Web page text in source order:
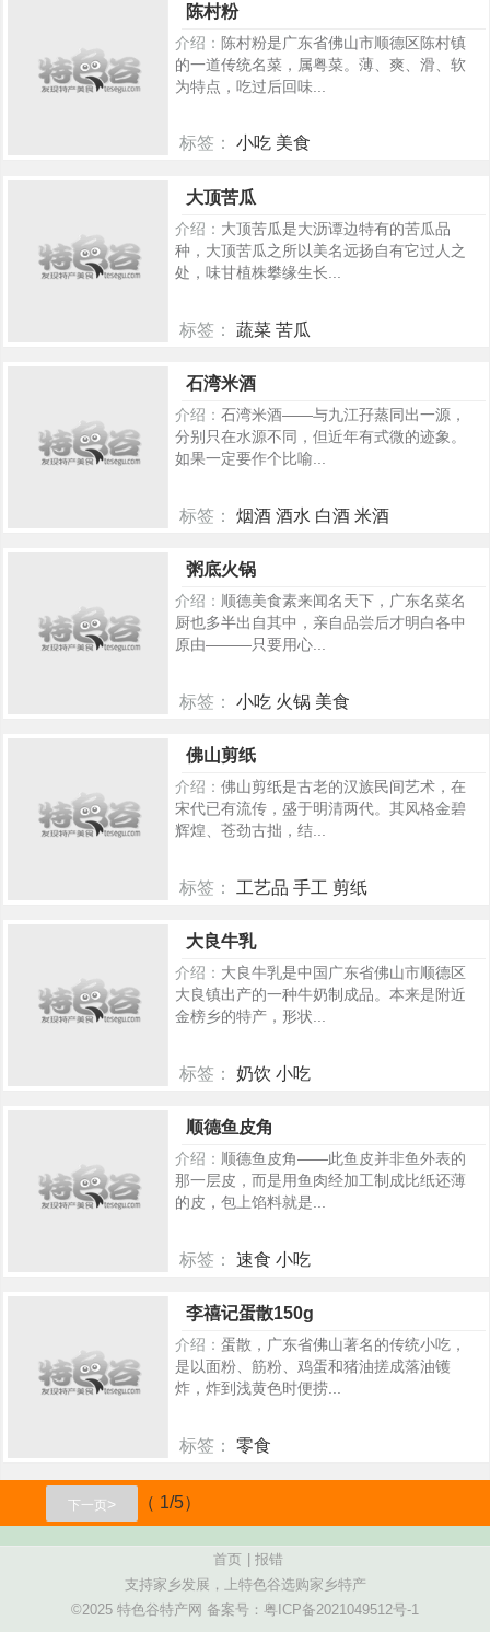
陈村粉
介绍： 陈村粉是广东省佛山市顺德区陈村镇
的一道传统名菜，属粤菜。薄、爽、滑、软
为特点，吃过后回味...
标签： 小吃 美食
大顶苦瓜
介绍： 大顶苦瓜是大沥谭边特有的苦瓜品
种，大顶苦瓜之所以美名远扬自有它过人之
处，味甘植株攀缘生长...
标签： 蔬菜 苦瓜
石湾米酒
介绍： 石湾米酒——与九江孖蒸同出一源，
分别只在水源不同，但近年有式微的迹象。
如果一定要作个比喻...
标签： 烟酒 酒水 白酒 米酒
粥底火锅
介绍： 顺德美食素来闻名天下，广东名菜名
厨也多半出自其中，亲自品尝后才明白各中
原由———只要用心...
标签： 小吃 火锅 美食
佛山剪纸
介绍： 佛山剪纸是古老的汉族民间艺术，在
宋代已有流传，盛于明清两代。其风格金碧
辉煌、苍劲古拙，结...
标签： 工艺品 手工 剪纸
大良牛乳
介绍： 大良牛乳是中国广东省佛山市顺德区
大良镇出产的一种牛奶制成品。本来是附近
金榜乡的特产，形状...
标签： 奶饮 小吃
顺德鱼皮角
介绍： 顺德鱼皮角——此鱼皮并非鱼外表的
那一层皮，而是用鱼肉经加工制成比纸还薄
的皮，包上馅料就是...
标签： 速食 小吃
李禧记蛋散150g
介绍： 蛋散，广东省佛山著名的传统小吃，
是以面粉、筋粉、鸡蛋和猪油搓成落油镬
炸，炸到浅黄色时便捞...
标签： 零食
101
下一页 > （ 1/5）
首页
报错
支持家乡发展，上特色谷选购家乡特产
©2025 特色谷特产网 备案号： 粤ICP备2021049512号-1